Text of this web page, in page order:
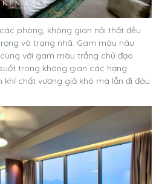
phòng, không gian nội thất đều
và trang nhã. Gam màu nâu
với gam màu trắng chủ đạo
trong không gian các hạng
khí chất vương giả khó mà lẫn đi đâu